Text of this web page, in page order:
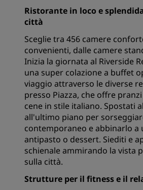
Ristorante in loco e
città
Sceglie tra 456 camere
convenienti, dalle camere
Inizia la giornata al Riverside
una super colazione a buffet
viaggio attraverso le diverse
presso Piazza, che offre
cene in stile italiano. Spostati
all'ultimo piano per
contemporaneo e abbinarlo a
antipasto o dessert. Siediti e
schienale ammirando la vista
sulla città.
Strutture per il fitness e il